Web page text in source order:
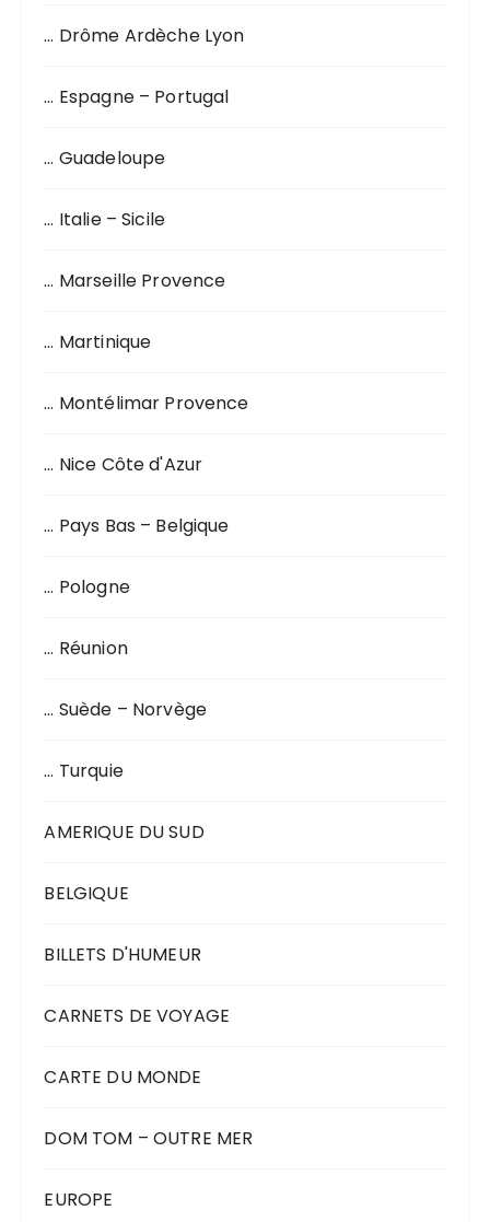
… Drôme Ardèche Lyon
… Espagne – Portugal
… Guadeloupe
… Italie – Sicile
… Marseille Provence
… Martinique
… Montélimar Provence
… Nice Côte d'Azur
… Pays Bas – Belgique
… Pologne
… Réunion
… Suède – Norvège
… Turquie
AMERIQUE DU SUD
BELGIQUE
BILLETS D'HUMEUR
CARNETS DE VOYAGE
CARTE DU MONDE
DOM TOM – OUTRE MER
EUROPE